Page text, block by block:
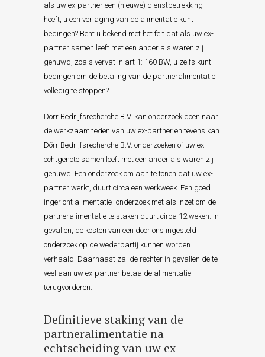
als uw ex-partner een (nieuwe) dienstbetrekking
heeft, u een verlaging van de alimentatie kunt
bedingen? Bent u bekend met het feit dat als uw ex-
partner samen leeft met een ander als waren zij
gehuwd, zoals vervat in art 1: 160 BW, u zelfs kunt
bedingen om de betaling van de partneralimentatie
volledig te stoppen?
Dörr Bedrijfsrecherche B.V. kan onderzoek doen naar
de werkzaamheden van uw ex-partner en tevens kan
Dörr Bedrijfsrecherche B.V. onderzoeken of uw ex-
echtgenote samen leeft met een ander als waren zij
gehuwd. Een onderzoek om aan te tonen dat uw ex-
partner werkt, duurt circa een werkweek. Een goed
ingericht alimentatie- onderzoek met als inzet om de
partneralimentatie te staken duurt circa 12 weken. In
gevallen, de kosten van een door ons ingesteld
onderzoek op de wederpartij kunnen worden
verhaald. Daarnaast zal de rechter in gevallen de te
veel aan uw ex-partner betaalde alimentatie
terugvorderen.
Definitieve staking van de
partneralimentatie na
echtscheiding van uw ex